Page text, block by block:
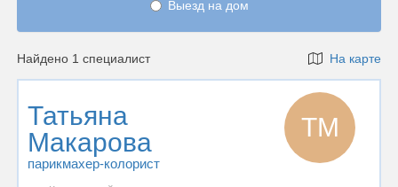
Выезд на дом
Найдено 1 специалист На карте
Татьяна
Макарова
парикмахер-колорист
ТМ